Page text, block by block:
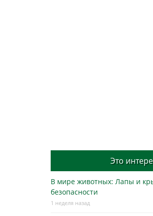
Это
В мире животных: Лапы и
безопасности
1 неделя назад